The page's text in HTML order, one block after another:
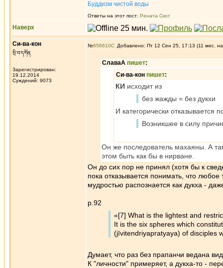
Буддизм чистой воды
Ответы на этот пост: Рената Скот
Наверх
Си-ва-кон
སྲི་བ་དཀོན
Зарегистрирован:
19.12.2014
Суждений: 9073
№656610 Добавлено: Пт 12 Сен 25, 17:13 (11 мес.
СлаваА пишет:
Си-ва-кон пишет:
КИ исходит из
без жажды = без дукхи
И категорически отказывается
Возникшее в силу
Он же последователь махаяны. А
этом быть как бы в нирване.
Он до сих пор не принял (хотя бы к
пока отказывается понимать, что
мудростью распознается как дукха -
p.92
«[7] What is the lightest and
It is the six spheres which
(jīvitendriyapratyaya) of disciples
Думает, что раз без прапанчи ведана
К "личности" примеряет, а дукха-то -